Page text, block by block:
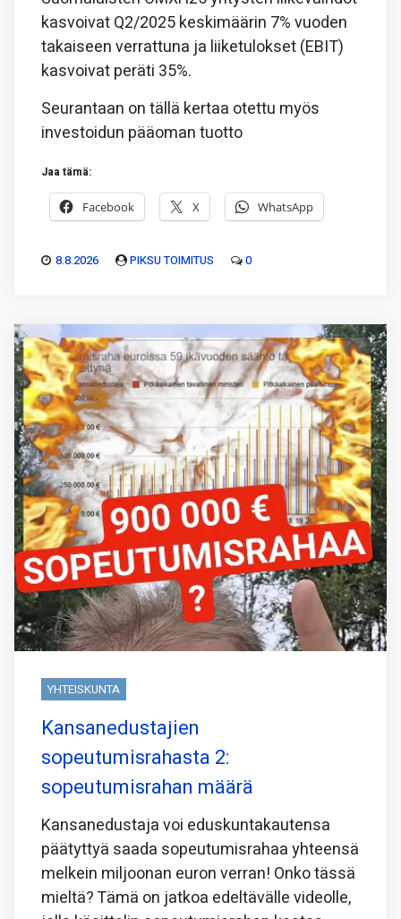
kasvoivat Q2/2025 keskimäärin 7% vuoden
takaiseen verrattuna ja liiketulokset (EBIT)
kasvoivat peräti 35%.
Seurantaan on tällä kertaa otettu myös
investoidun pääoman tuotto
Jaa tämä:
Facebook X WhatsApp
8.8.2026 PIKSU TOIMITUS 0
YHTEISKUNTA
Kansanedustajien
sopeutumisrahasta 2:
sopeutumisrahan määrä
Kansanedustaja voi eduskuntakautensa
päätyttyä saada sopeutumisrahaa yhteensä
melkein miljoonan euron verran! Onko tässä
mieltä? Tämä on jatkoa edeltävälle videolle,